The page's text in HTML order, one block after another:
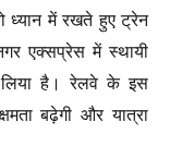
ध्यान में रखते हुए ट्रेन
एक्सप्रेस में स्थायी
है। रेलवे के इस
बढ़ेगी और यात्रा